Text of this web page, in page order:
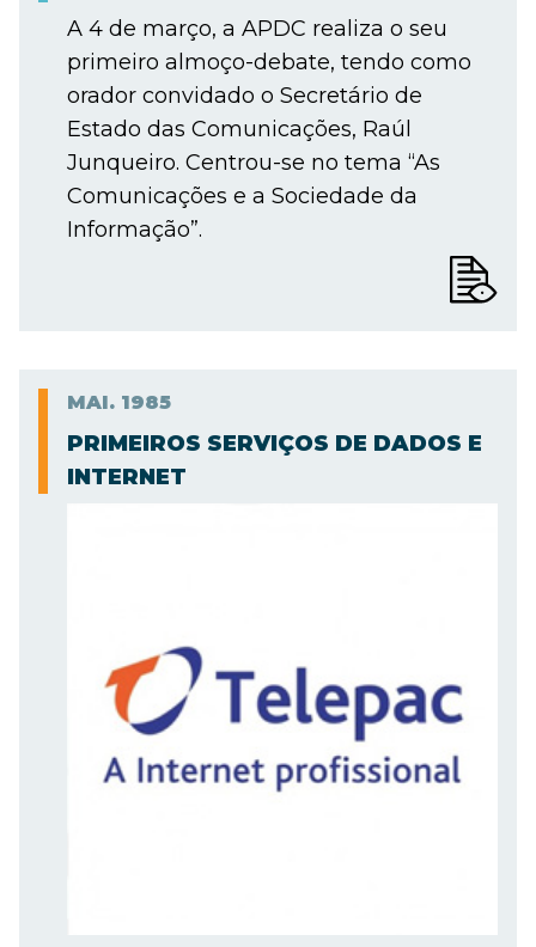
A 4 de março, a APDC realiza o seu
primeiro almoço-debate, tendo como
orador convidado o Secretário de
Estado das Comunicações, Raúl
Junqueiro. Centrou-se no tema “As
Comunicações e a Sociedade da
Informação”.
MAI. 1985
PRIMEIROS SERVIÇOS DE DADOS E
INTERNET